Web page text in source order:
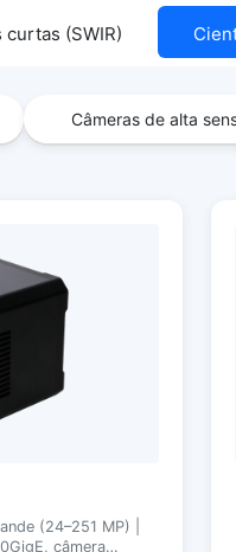
(SWIR)
Câmeras de alta
(24–251 MP) |
câmera